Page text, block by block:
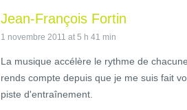
Jean-François Fortin
1 novembre 2011 at 5 h 41 min
La musique accélère le rythme de
rends compte depuis que je me suis fait
piste d'entraînement.